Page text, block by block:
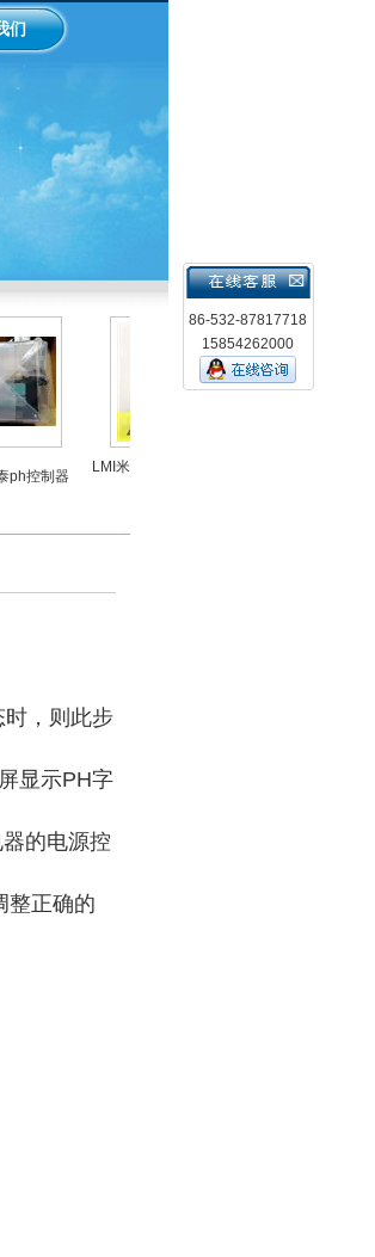
们
制器
LMI米顿罗电磁隔膜泵加药
，则此步
显示PH字
的电源控
整正确的
86-532-87817718
15854262000